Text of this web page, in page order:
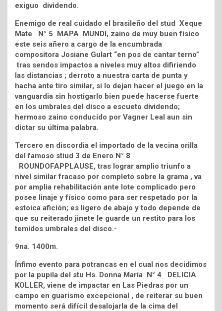
exiguo dividendo.
Enemigo de real cuidado el brasileño del stud Xeque
Mate N° 5 MAPA MUNDI, zaino de muy buen físico
este seis añero a cargo de la encumbrada
compositora Josiane Gulart “en pos de cantar terno”
tras sendos impactos a niveles muy altos difiriendo
las distancias ; derroto a nuestra carta de punta y
hacha ante tiro similar, si lo dejan hacer el juego en la
vanguardia sin hostigarlo bien puede hacerse fuerte
en los umbrales del disco a escueto dividendo;
hermoso zaino conducido por Vagner Leal aun sin
dictar su última palabra.
Tercero en discordia el importado de la vecina orilla
del famoso stiud 3 de Enero N° 8
ROUNDOFAPPLAUSE, tras lograr amplio triunfo a
nivel similar fracaso por completo sobre la grama , va
por amplia rehabilitación ante lote complicado pero
posee linaje y físico como para ser respetado por la
estoica afición; es ligero de abajo y todo depende de
que su reiterado jinete le guarde un restito para los
temidos umbrales del disco.-
9na. 1400m.
Ínfimo evento para potrancas en el cual nos decidimos
por la pupila del stu Hs. Donna María N° 4 DELICIA
KOLLER, viene de impactar en Las Piedras por un
campo en guarismo excepcional , de reiterar su buen
momento será difícil desalojarla de la cima del